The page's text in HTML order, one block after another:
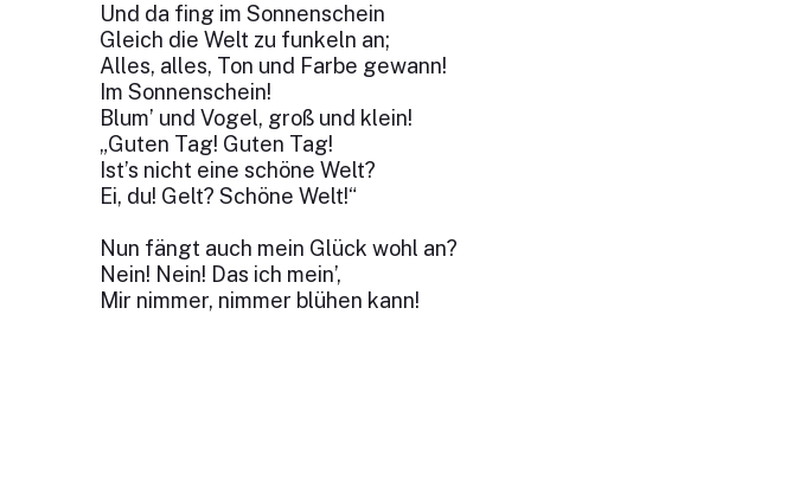
Und da fing im Sonnenschein
Gleich die Welt zu funkeln an;
Alles, alles, Ton und Farbe gewann!
Im Sonnenschein!
Blum’ und Vogel, groß und klein!
„Guten Tag! Guten Tag!
Ist’s nicht eine schöne Welt?
Ei, du! Gelt? Schöne Welt!“
Nun fängt auch mein Glück wohl an?
Nein! Nein! Das ich mein’,
Mir nimmer, nimmer blühen kann!